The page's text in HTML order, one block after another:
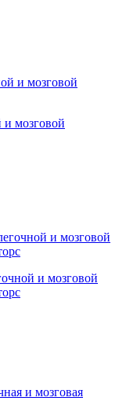
мозговой
и мозговой